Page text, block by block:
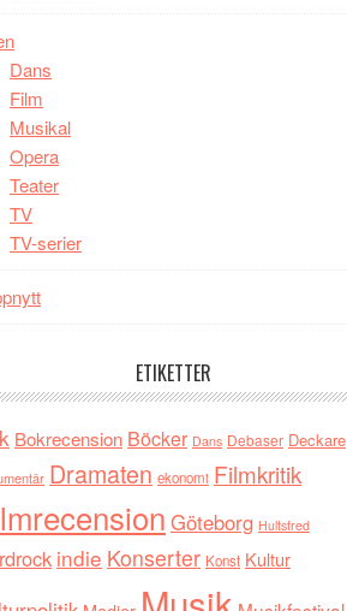
Dans
Film
Musikal
Opera
Teater
TV
TV-serier
ETIKETTER
Bokrecension Böcker Dans Debaser Deckare
Dramaten ekonomi Filmkritik
Göteborg Hultsfred
indie Konserter Konst Kultur